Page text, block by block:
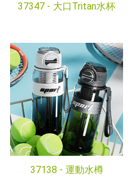
37347 - 大口Tritan水杯
37138 - 運動水樽